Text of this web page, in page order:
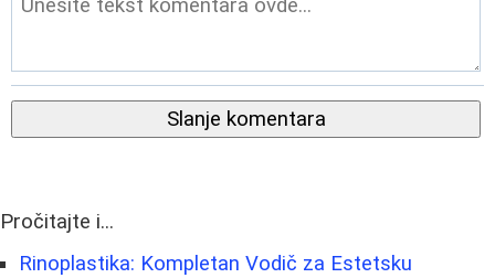
Slanje komentara
Pročitajte i...
Rinoplastika: Kompletan Vodič za Estetsku